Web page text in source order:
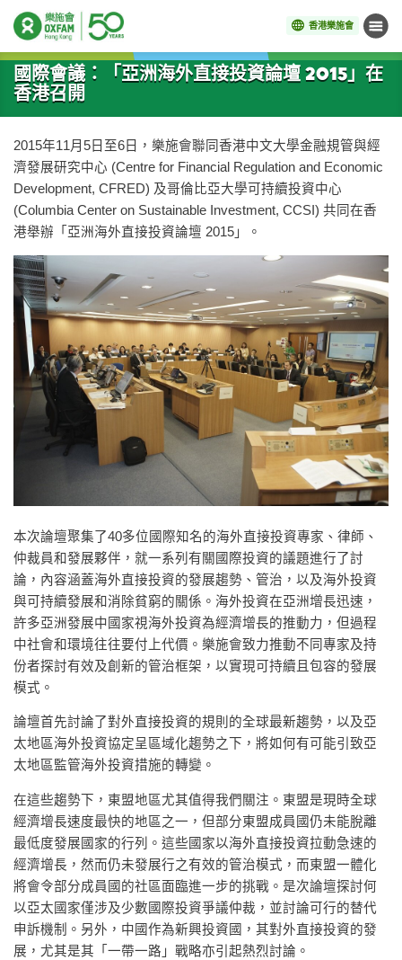
香港樂施會 目錄
開始主要內容
國際會議：「亞洲海外直接投資論壇 2015」在
香港召開
2015年11月5日至6日，樂施會聯同香港中文大學金融規管與經
濟發展研究中心 (Centre for Financial Regulation and Economic
Development, CFRED) 及哥倫比亞大學可持續投資中心
(Columbia Center on Sustainable Investment, CCSI) 共同在香
港舉辦「亞洲海外直接投資論壇 2015」。
本次論壇聚集了40多位國際知名的海外直接投資專家、律師、
仲裁員和發展夥伴，就一系列有關國際投資的議題進行了討
論，內容涵蓋海外直接投資的發展趨勢、管治，以及海外投資
與可持續發展和消除貧窮的關係。海外投資在亞洲增長迅速，
許多亞洲發展中國家視海外投資為經濟增長的推動力，但過程
中社會和環境往往要付上代價。樂施會致力推動不同專家及持
份者探討有效及創新的管治框架，以實現可持續且包容的發展
模式。
論壇首先討論了對外直接投資的規則的全球最新趨勢，以及亞
太地區海外投資協定呈區域化趨勢之下，將如何有可能引致亞
太地區監管海外投資措施的轉變。
在這些趨勢下，東盟地區尤其值得我們關注。東盟是現時全球
經濟增長速度最快的地區之一，但部分東盟成員國仍未能脫離
最低度發展國家的行列。這些國家以海外直接投資拉動急速的
經濟增長，然而仍未發展行之有效的管治模式，而東盟一體化
將會令部分成員國的社區面臨進一步的挑戰。是次論壇探討何
以亞太國家僅涉及少數國際投資爭議仲裁，並討論可行的替代
申訴機制。另外，中國作為新興投資國，其對外直接投資的發
展，尤其是其「一帶一路」戰略亦引起熱烈討論。